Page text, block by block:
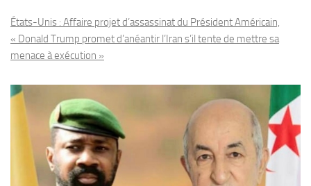
États-Unis : Affaire projet d’assassinat du Président Américain,
« Donald Trump promet d’anéantir l’Iran s’il tente de mettre sa
menace à exécution »